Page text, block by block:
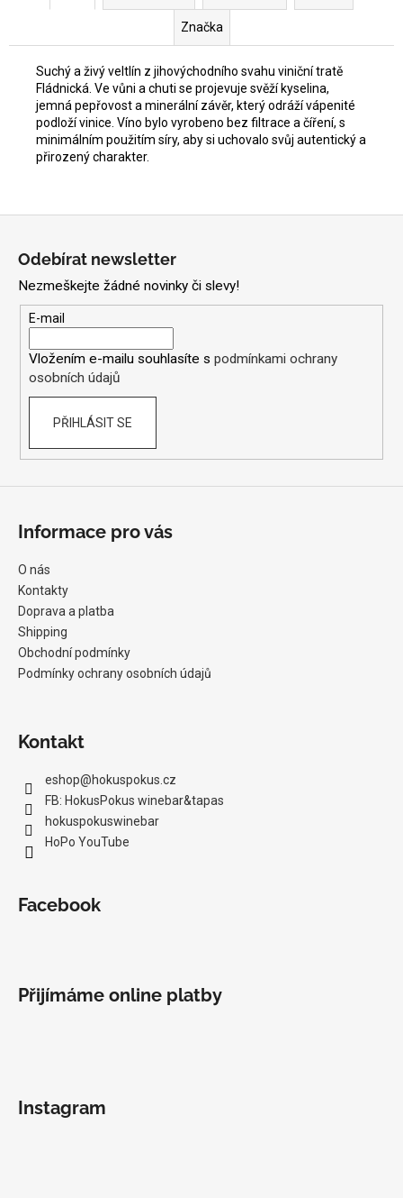
Značka
Suchý a živý veltlín z jihovýchodního svahu viniční tratě
Fládnická. Ve vůni a chuti se projevuje svěží kyselina,
jemná pepřovost a minerální závěr, který odráží vápenité
podloží vinice. Víno bylo vyrobeno bez filtrace a číření, s
minimálním použitím síry, aby si uchovalo svůj autentický a
přirozený charakter.
Odebírat newsletter
Nezmeškejte žádné novinky či slevy!
E-mail
Vložením e-mailu souhlasíte s podmínkami ochrany
osobních údajů
PŘIHLÁSIT SE
Informace pro vás
O nás
Kontakty
Doprava a platba
Shipping
Obchodní podmínky
Podmínky ochrany osobních údajů
Kontakt
eshop@hokuspokus.cz
FB: HokusPokus winebar&tapas
hokuspokuswinebar
HoPo YouTube
Facebook
Přijímáme online platby
Instagram